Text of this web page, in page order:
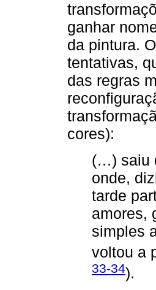
ganhar
da pintura.
tentativas,
das regras
cores):
(…) saiu
onde,
tarde
amores,
simples
voltou a
33-34).